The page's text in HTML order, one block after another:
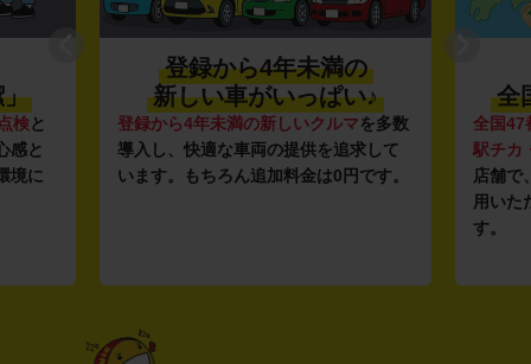
」
検と
感と
境に
登録から4年未満の
新しい車がいっぱい♪
登録から4年未満の新しいクルマを多数
導入し、快適な車両の提供を追求して
います。もちろん追加料金は0円です。
全
全国47
駅チカ
店舗で
用いた
す。